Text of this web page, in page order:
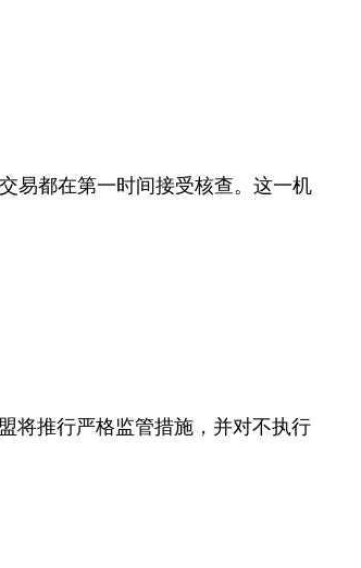
易都在第一时间接受核查。这一机
将推行严格监管措施，并对不执行